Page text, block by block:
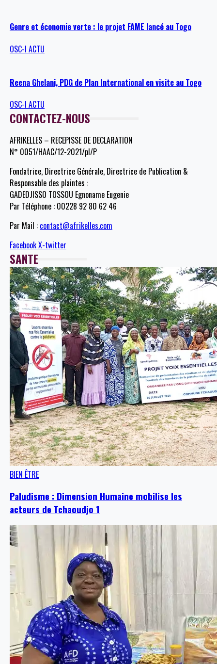
Genre et économie verte : le projet FAME lancé au Togo
OSC-I ACTU
Reena Ghelani, PDG de Plan International en visite au Togo
OSC-I ACTU
CONTACTEZ-NOUS
AFRIKELLES – RECEPISSE DE DECLARATION
N° 0051/HAAC/12-2021/pl/P
Fondatrice, Directrice Générale, Directrice de Publication &
Responsable des plaintes :
GADEDJISSO TOSSOU Egnoname Eugenie
Par Téléphone : 00228 92 80 62 46
Par Mail : contact@afrikelles.com
FacebookX-twitter
SANTE
BIEN ÊTRE
Paludisme : Dimension Humaine mobilise les
acteurs de Tchaoudjo 1